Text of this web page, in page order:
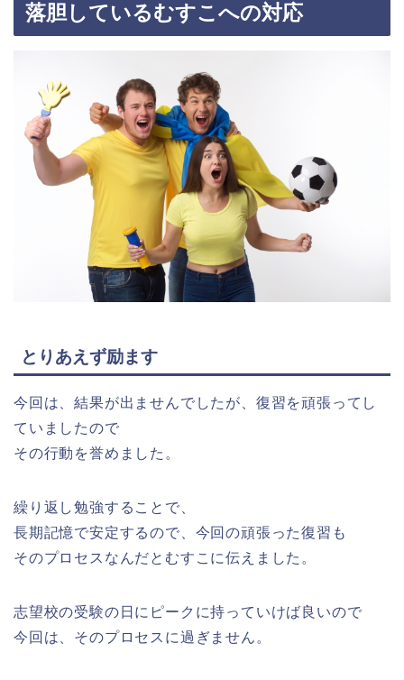
落胆しているむすこへの対応
とりあえず励ます
今回は、結果が出ませんでしたが、復習を頑張ってし
ていましたので
その行動を誉めました。
繰り返し勉強することで、
長期記憶で安定するので、今回の頑張った復習も
そのプロセスなんだとむすこに伝えました。
志望校の受験の日にピークに持っていけば良いので
今回は、そのプロセスに過ぎません。